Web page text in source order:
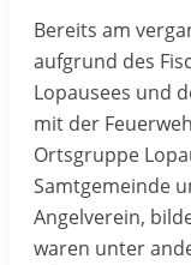
Bereits am
aufgrund des
Lopausees und
mit der
Ortsgruppe
Samtgemeinde
Angelverein,
waren unter